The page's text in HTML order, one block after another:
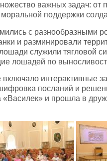
важных задач: от
поддержки
с разнообразными
и разминировали
служили тягловой
лошадей по
интерактивные
посланий и
и прошла в